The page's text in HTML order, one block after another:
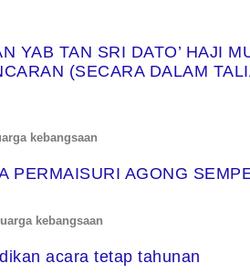
YAB TAN SRI DATO’ HAJI
(SECARA DALAM
kebangsaan
PERMAISURI AGONG
kebangsaan
acara tetap tahunan